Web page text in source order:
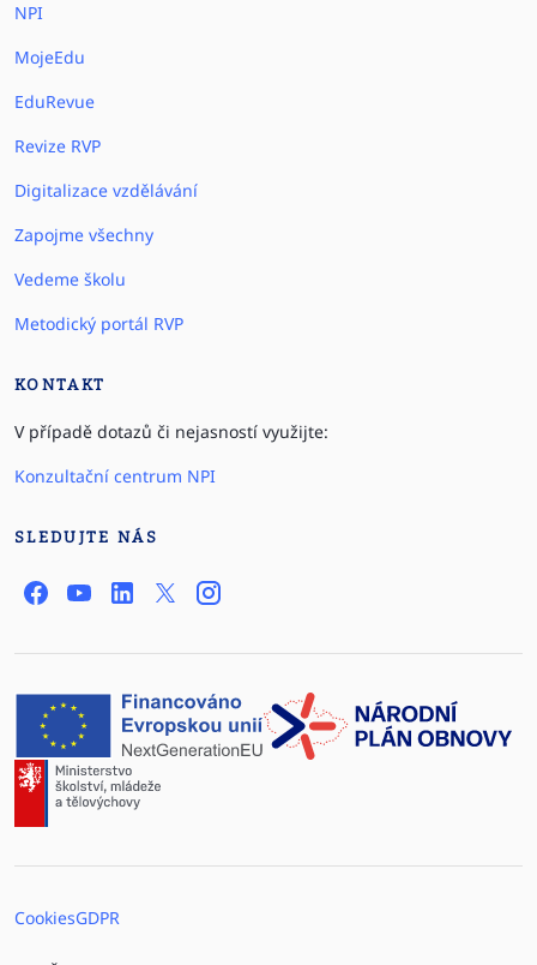
NPI
MojeEdu
EduRevue
Revize RVP
Digitalizace vzdělávání
Zapojme všechny
Vedeme školu
Metodický portál RVP
KONTAKT
V případě dotazů či nejasností využijte:
Konzultační centrum NPI
SLEDUJTE NÁS
CookiesGDPR